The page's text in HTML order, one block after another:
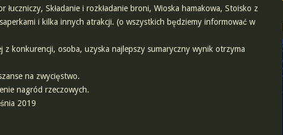
łuczniczy, Składanie i rozkładanie broni, Wioska hamakowa, Stoisko z
i kilka innych atrakcji. (o wszystkich będziemy informować w
konkurencji, osoba, uzyska najlepszy sumaryczny wynik otrzyma
na zwycięstwo.
nagród rzeczowych.
2019